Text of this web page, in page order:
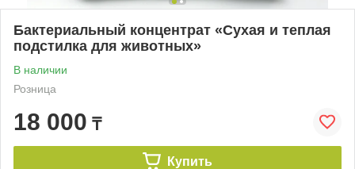
Бактериальный концентрат «Сухая и теплая
подстилка для животных»
В наличии
Розница
18 000 ₸
Купить